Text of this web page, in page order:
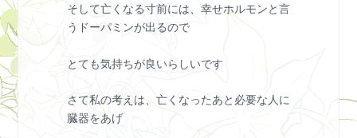
そして亡くなる寸前には、幸せホルモンと言
うドーパミンが出るので
とても気持ちが良いらしいです
さて私の考えは、亡くなったあと必要な人に
臓器をあげ